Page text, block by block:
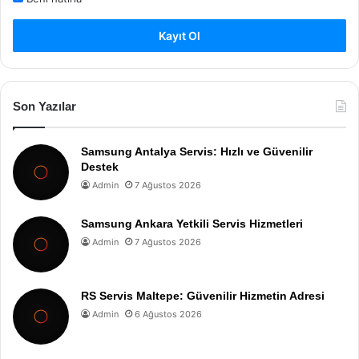
Kayıt Ol
Son Yazılar
Samsung Antalya Servis: Hızlı ve Güvenilir
Destek
Admin 7 Ağustos 2026
Samsung Ankara Yetkili Servis Hizmetleri
Admin 7 Ağustos 2026
RS Servis Maltepe: Güvenilir Hizmetin Adresi
Admin 6 Ağustos 2026